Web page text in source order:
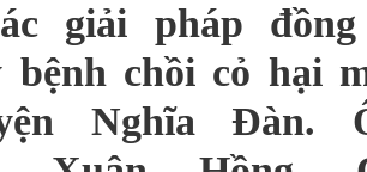
giải pháp
chồi cỏ hại
Nghĩa Đàn.